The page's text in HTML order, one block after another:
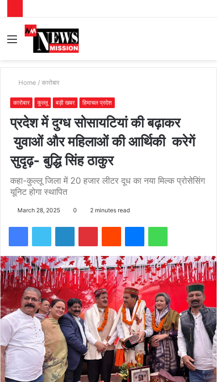
Menu
Home / कारोबार
कारोबार कुल्लू बड़ी खबर हिमाचल प्रदेश
प्रदेश में दुग्ध सोसायटियां की बढ़ाकर
युवाओं और महिलाओं की आर्थिकी करेगें
सुदृढ़- बुद्धि सिंह ठाकुर
कहा-कुल्लू जिला में 20 हजार लीटर दूध का नया मिल्क प्रोसेसिंग
यूनिट होगा स्थापित
March 28, 2025 0 2 minutes read